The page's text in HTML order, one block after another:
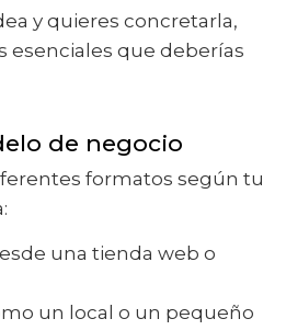
y quieres concretarla,
esenciales que deberías
de negocio
formatos según tu
una tienda web o
un local o un pequeño